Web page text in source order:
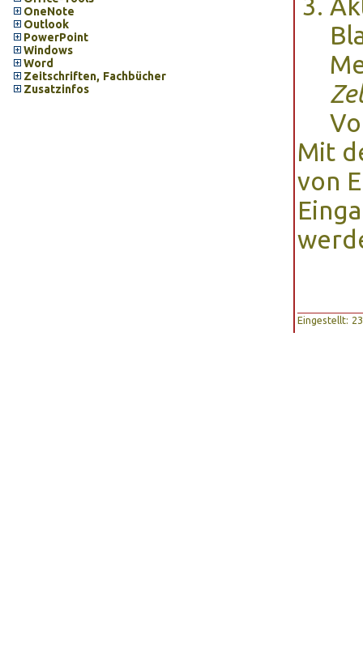
OneNote
Outlook
PowerPoint
Windows
Word
Zeitschriften, Fachbücher
Zusatzinfos
Mit
von
Eingestellt: